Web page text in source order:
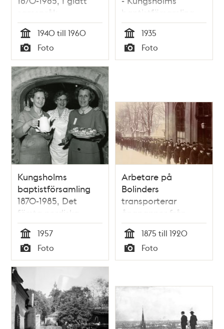
samspråk
Tid
1940 till 1960
Typ
Foto
baptistförsamling
1935
Tid
1935
Typ
Foto
Kungsholms
baptistförsamling
1870-1985, Det
första nordiska
sångartinget,
påsken 1957
Tid
1957
Typ
Foto
Arbetare på
Bolinders
transporterar
ångpannor från
verkstaden till norra
järnvägsstationen.
Tid
1875 till 1920
Typ
Foto